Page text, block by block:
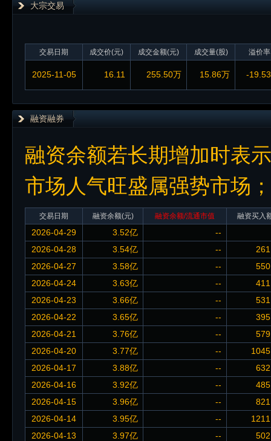
大宗交易
交易日期 成交价(元) 成交金额(元) 成交量(股) 溢价率
2025-11-05 16.11 255.50万 15.86万 -
融资融券
融资余额若长期增加时表
市场人气旺盛属强势市场
交易日期 融资余额(元) 融资余额/流通市值 融资买入
2026-04-29 3.52亿
--
2026-04-28
3.54亿 --
2026-04-27
3.58亿 --
2026-04-24
3.63亿 --
2026-04-23
3.66亿 --
2026-04-22
3.65亿 --
2026-04-21
3.76亿 --
2026-04-20
3.77亿 --
2026-04-17
3.88亿 --
2026-04-16
3.92亿 --
2026-04-15
3.96亿 --
2026-04-14
3.95亿 --
2026-04-13
3.97亿 --